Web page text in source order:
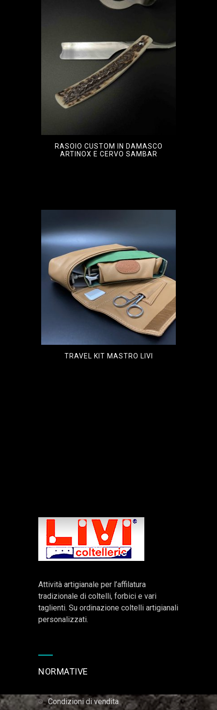
RASOIO CUSTOM IN DAMASCO
ARTINOX E CERVO SAMBAR
TRAVEL KIT MASTRO LIVI
Attività artigianale per l’affilatura
tradizionale di coltelli, forbici e vari
taglienti. Su ordinazione coltelli artigianali
personalizzati.
NORMATIVE
condizioni di vendita